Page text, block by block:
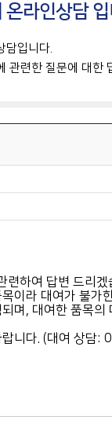
온라인상담
담입니다.
관련한 질문에 대한
련하여 답변 드리겠
이라 대여가 불가
며, 대여한 품목
랍니다. (대여 상